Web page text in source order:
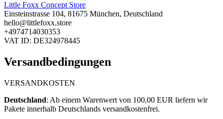
Little Foxx Concept Store
Einsteinstrasse 104, 81675 München, Deutschland
hello@littlefoxx.store
+4974714030353
VAT ID: DE324978445
Versandbedingungen
VERSANDKOSTEN
Deutschland: ​ Ab einem Warenwert von 100,00 EUR liefern wir
Pakete innerhalb Deutschlands versandkostenfrei.